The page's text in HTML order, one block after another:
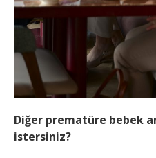
Diğer prematüre bebek
istersiniz?